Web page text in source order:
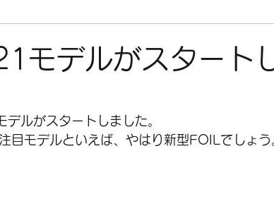
シティバイク メンテナンス
モデルがスタート
ルがスタートしました。
モデルといえば、やはり新型FOILでしょう